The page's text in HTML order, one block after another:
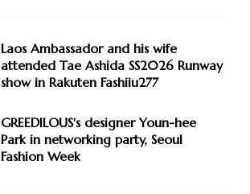
Laos Ambassador and his wife
attended Tae Ashida SS2026 Runway
show in Rakuten Fashiiu277
GREEDILOUS's designer Youn-hee
Park in networking party, Seoul
Fashion Week